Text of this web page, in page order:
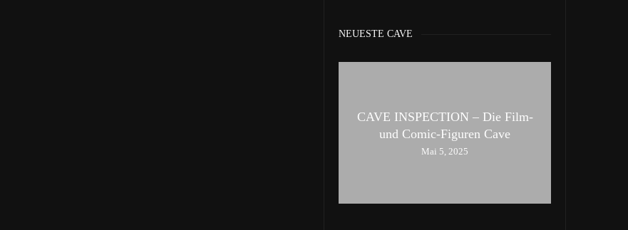
NEUESTE CAVE
CAVE INSPECTION – Die Film-
und Comic-Figuren Cave
Mai 5, 2025